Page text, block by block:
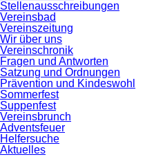
Stellenausschreibungen
Vereinsbad
Vereinszeitung
Wir über uns
Vereinschronik
Fragen und Antworten
Satzung und Ordnungen
Prävention und Kindeswohl
Sommerfest
Suppenfest
Vereinsbrunch
Adventsfeuer
Helfersuche
Aktuelles